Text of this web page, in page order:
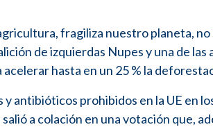
fragiliza nuestro planeta,
de izquierdas Nupes y una de
hasta en un 25 % la
y antibióticos prohibidos en la UE en
a colación en una votación que,